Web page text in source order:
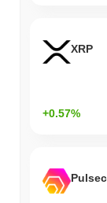
XRP
+0.57%